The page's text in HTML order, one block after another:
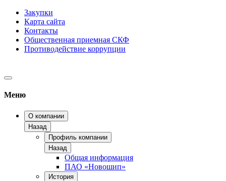
Закупки
Карта сайта
Контакты
Общественная приемная СКФ
Противодействие коррупции
Меню
О компании
Назад
Профиль компании
Назад
Общая информация
ПАО «Новошип»
История